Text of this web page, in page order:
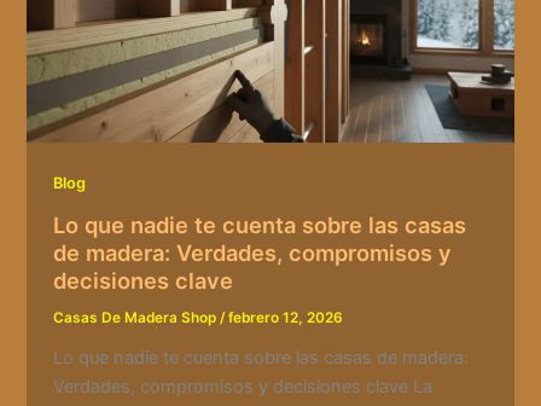
Blog
Lo que nadie te cuenta sobre las casas
de madera: Verdades, compromisos y
decisiones clave
Casas De Madera Shop/febrero 12, 2026
Lo que nadie te cuenta sobre las casas de madera:
Verdades, compromisos y decisiones clave La